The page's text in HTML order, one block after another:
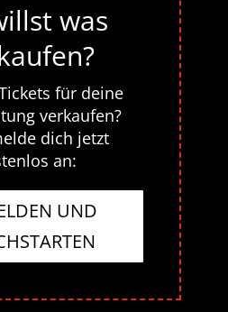
was
für deine
verkaufen?
dich jetzt
an:
UND